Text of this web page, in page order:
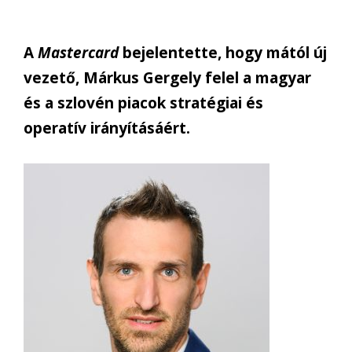
AMastercardbejelentette, hogy mától új
vezető, Márkus Gergely felel a magyar
és a szlovén piacok stratégiai és
operatív irányításáért.